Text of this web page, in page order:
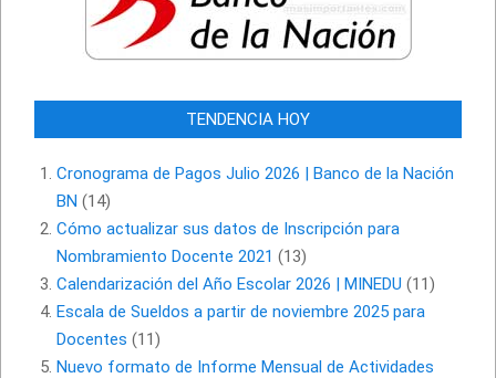
TENDENCIA HOY
Cronograma de Pagos Julio 2026 | Banco de la Nación
BN (14)
Cómo actualizar sus datos de Inscripción para
Nombramiento Docente 2021 (13)
Calendarización del Año Escolar 2026 | MINEDU (11)
Escala de Sueldos a partir de noviembre 2025 para
Docentes (11)
Nuevo formato de Informe Mensual de Actividades